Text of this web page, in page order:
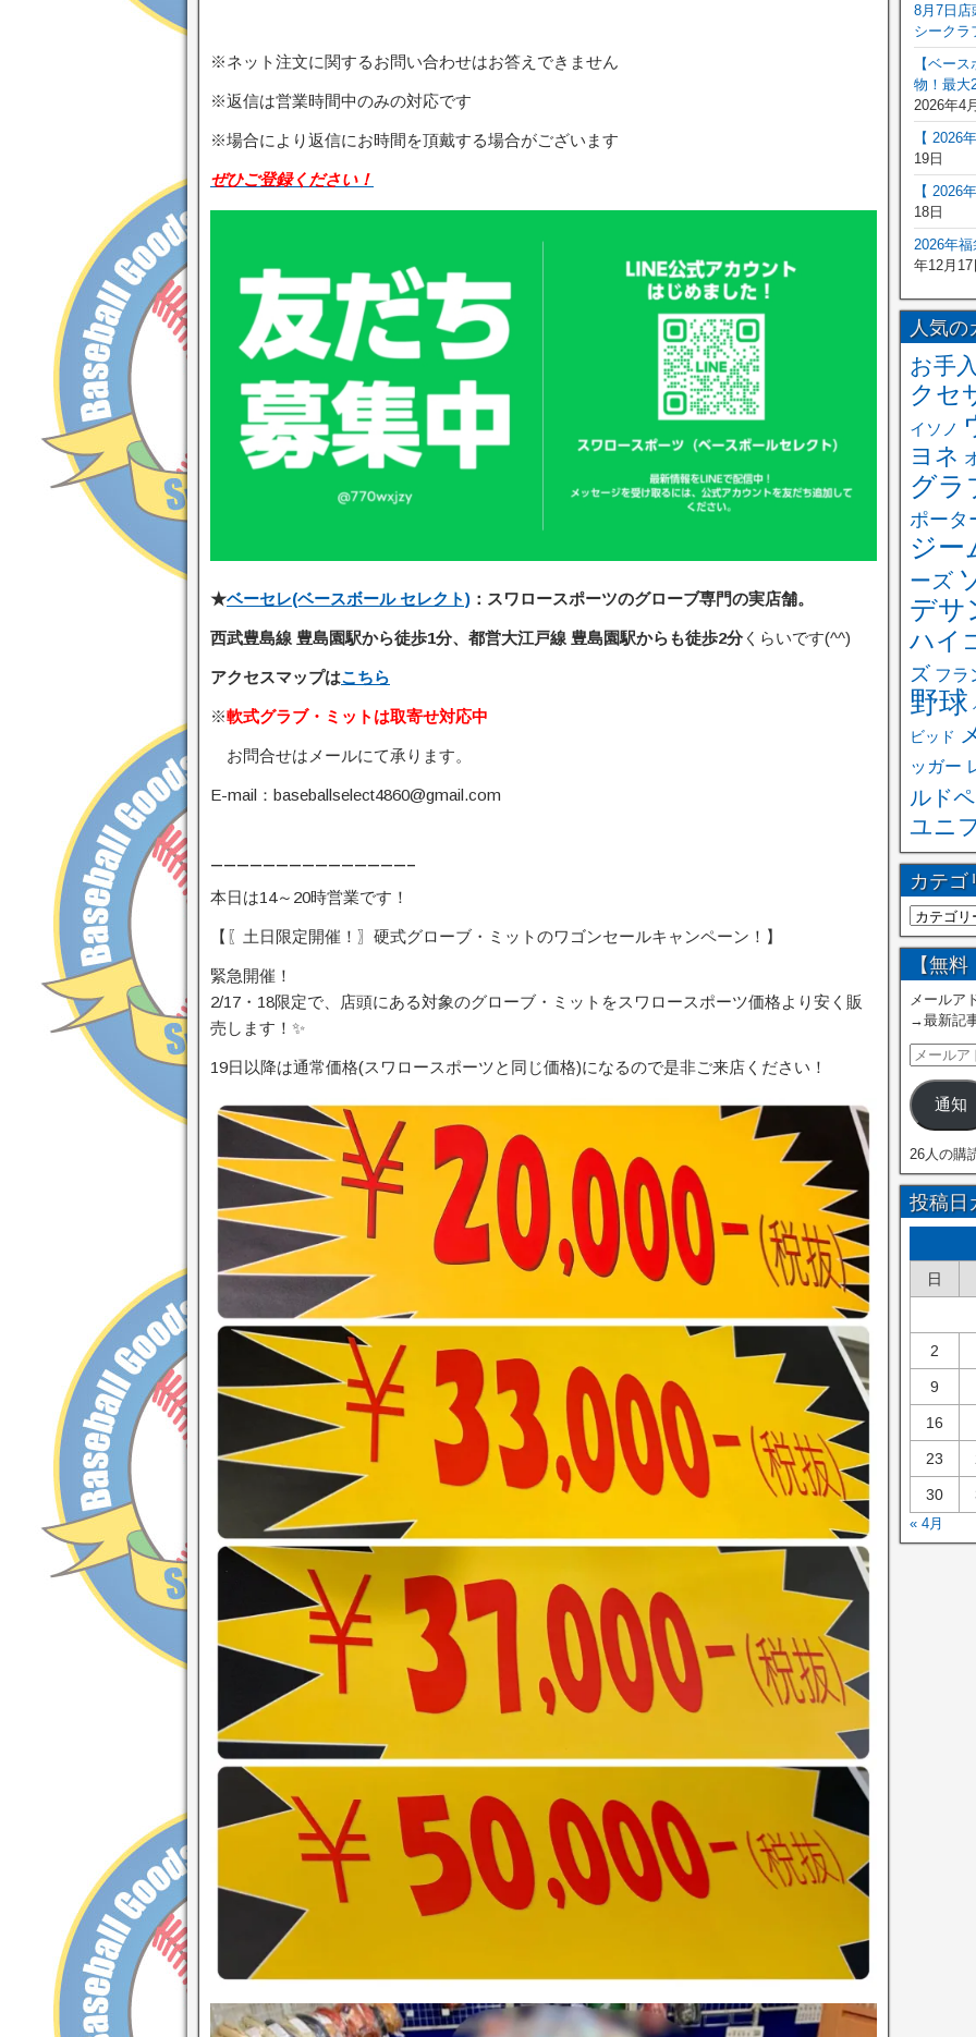
※ネット注文に関するお問い合わせはお答えできません
※返信は営業時間中のみの対応です
※場合により返信にお時間を頂戴する場合がございます
ぜひご登録ください！
★ベーセレ(ベースボール セレクト) ：スワロースポーツのグローブ専門の実店舗。
西武豊島線 豊島園駅から徒歩1分、都営大江戸線 豊島園駅からも徒歩2分くらいです(^^)
アクセスマップはこちら
※軟式グラブ・ミットは取寄せ対応中
お問合せはメールにて承ります。
E-mail：baseballselect4860@gmail.com
———————————————–
本日は14～20時営業です！
【〖土日限定開催！〗硬式グローブ・ミットのワゴンセールキャンペーン！】
緊急開催！
2/17・18限定で、店頭にある対象のグローブ・ミットをスワロースポーツ価格より安く販
売します！✨
19日以降は通常価格(スワロースポーツと同じ価格)になるので是非ご来店ください！
8月7日店
シークラ
【ベー
物！最大
2026年4
【 2026
19日
【 2026
18日
2026年
年12月17
人気の
お手
クセ
イソノ
ヨネ
グラ
ポータ
ジー
ーズ
デサ
ハイ
ズ フラ
野球
ビッド
ッガー
ルド
ユニ
カテゴ
【無
メールア
→最新記
通知
26人の購
投稿日
日
2
9
16
23
30
« 4月